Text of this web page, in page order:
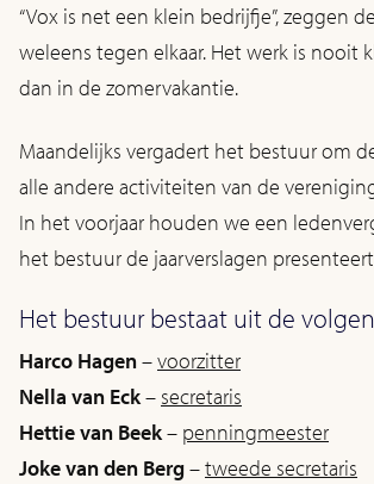
“Vox is net een klein bedrijfje”, zeggen
weleens tegen elkaar. Het werk is nooit
dan in de zomervakantie.
Maandelijks vergadert het bestuur om
alle andere activiteiten van de
In het voorjaar houden we een
het bestuur de jaarverslagen
Het bestuur bestaat uit de
Harco Hagen–voorzitter
Nella van Eck– secretaris
Hettie van Beek– penningmeester
Joke van den Berg–tweede secretaris